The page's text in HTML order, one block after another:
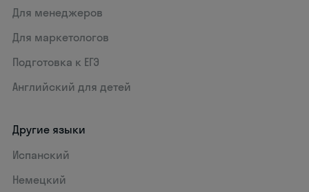
Для менеджеров
Для маркетологов
Подготовка к ЕГЭ
Английский для детей
Другие языки
Испанский
Немецкий